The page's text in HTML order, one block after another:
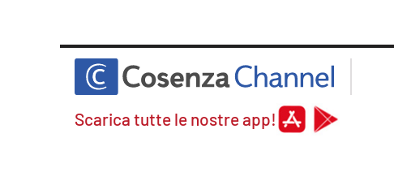
Scarica tutte le nostre app!